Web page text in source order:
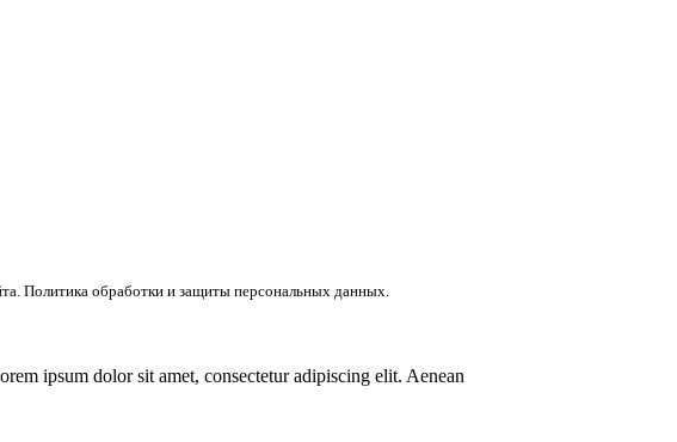
Политика обработки и защиты персональных данных.
ipsum dolor sit amet, consectetur adipiscing elit. Aenean